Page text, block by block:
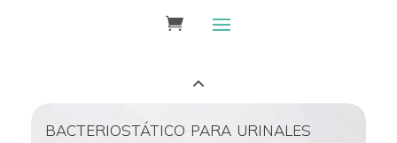
bacteriostático para urinales